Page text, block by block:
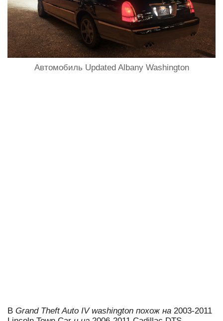
Автомобиль Updated Albany Washington
В Grand Theft Auto IV washington похож на 2003-2011